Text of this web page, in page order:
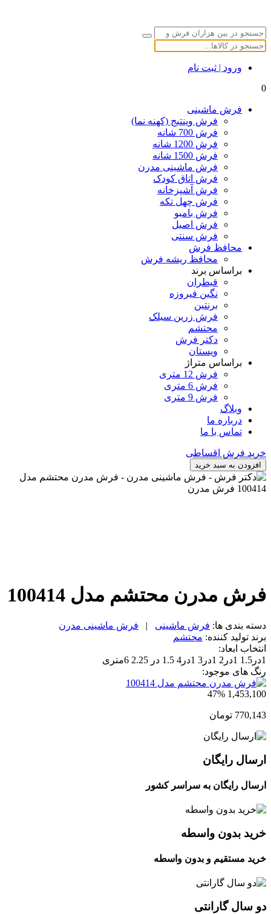
ورود | ثبت نام
0
فرش ماشینی
فرش وینتیج (کهنه نما)
فرش 700 شانه
فرش 1200 شانه
فرش 1500 شانه
فرش ماشینی مدرن
فرش اتاق کودک
فرش آشپزخانه
فرش چهل تکه
فرش بامبو
فرش اصیل
فرش سنتی
محافظ فرش
محافظ ریشه فرش
براساس برند
قیطران
نگین فیروزه
برنتین
فرش زرین سیلک
محتشم
دکتر فرش
ویستان
براساس متراژ
فرش 12 متری
فرش 6 متری
فرش 9 متری
وبلاگ
درباره ما
تماس با ما
خرید فرش اقساطی
افزودن به سبد خرید
فرش مدرن محتشم مدل 100414
دسته بندی ها: فرش ماشینی |
فرش ماشینی مدرن
برند تولید کننده: محتشم
انتخاب ابعاد:
1در1.5
1در2 1در3 1در4 1.5 در 2.25
6متری
رنگ های موجود:
1,453,100
47%
770,143 تومان
ارسال رایگان
ارسال رایگان به سراسر کشور
خرید بدون واسطه
خرید مستقیم و بدون واسطه
دو سال گارانتی